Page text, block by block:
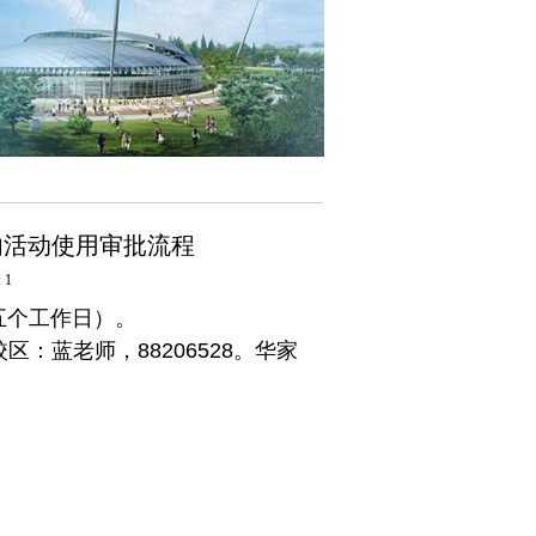
动使用审批流程
1
工作日 ）。
：蓝老师，88206528。华家